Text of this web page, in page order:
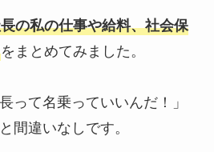
の私の仕事や給料、社会保
をまとめてみました。
って名乗っていいんだ！」
間違いなしです。